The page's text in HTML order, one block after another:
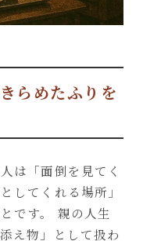
らめたふりを
は「面倒を見てく
してくれる場所」
です。 親の人生
え物」として扱わ